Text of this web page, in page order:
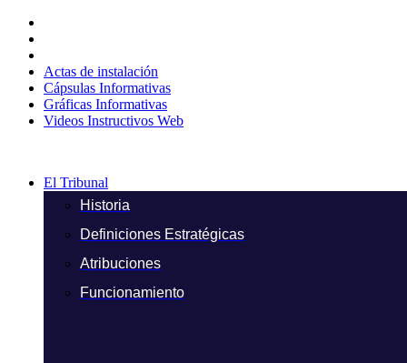
contenido
Actas de instalación
Cápsulas Informativas
Gráficas Informativas
Videos Instructivos Web
El Tribunal
Historia
Definiciones Estratégicas
Atribuciones
Funcionamiento